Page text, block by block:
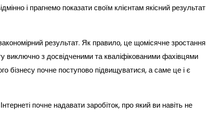
і прагнемо показати своїм клієнтам якісний результат
результат. Як правило, це щомісячне зростання
виключно з досвідченими та кваліфікованими фахівцями
бізнесу почне поступово підвищуватися, а саме це і є
почне надавати заробіток, про який ви навіть не